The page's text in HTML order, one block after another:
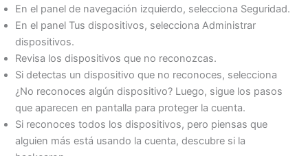
En el panel de navegación izquierdo, selecciona Seguridad.
En el panel Tus dispositivos, selecciona Administrar
dispositivos.
Revisa los dispositivos que no reconozcas.
Si detectas un dispositivo que no reconoces, selecciona
¿No reconoces algún dispositivo? Luego, sigue los pasos
que aparecen en pantalla para proteger la cuenta.
Si reconoces todos los dispositivos, pero piensas que
alguien más está usando la cuenta, descubre si la